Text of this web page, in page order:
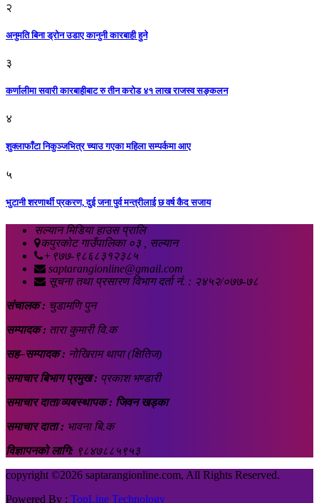
२
अनुमति बिना ड्रोन उडाए कानुनी कारबाही हुने
३
कर्णालीमा सवारी कारबाहीबाट रु तीन करोड ४१ लाख राजस्व सङ्कलन
४
शुक्लाफाँटा निकुञ्जभित्र च्याउ गएका महिला सम्पर्कमा आए
५
भुटानी शरणार्थी प्रकरण, दुई जना पुर्व मन्त्रीलाई छ वर्ष कैद सजाय
सल्यान मिडिया हाउस प्रालि
कपुरकोट गाउँपालिका ०३ , सल्यान
+९७७-९८६८३१२३८५
saptarangionline@gmail.com
सूचना तथा प्रसारण विभाग दर्ता नं. : २४५२/०७७-७८
संचालक : चुडामणि पुन
सम्पादक : तारा कुमारी वि.क
सह–सम्पादक : नोखिराम थापा (क्षितिज)
समाचार बिभाग प्रमुख : प्रकाश भण्डारी
समाचार दाता/व्यबस्थापक : जिवन खड्का
समाचार दाता : भावना बि.क
विज्ञापनको लागि: ९८४७८८५९५३
copyright ©2026 saptarangionline.com, All Rights Reserved.
Powered By : TopLine Technology